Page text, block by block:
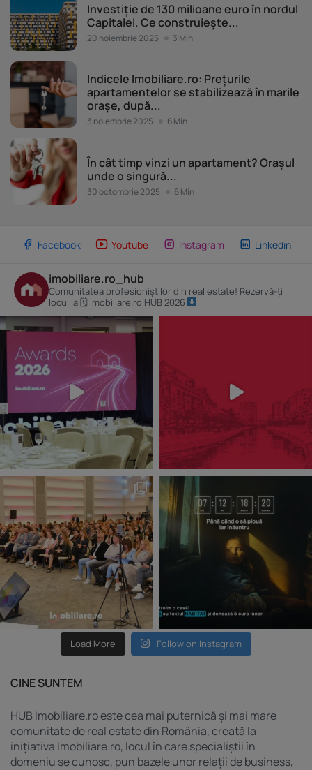
Investiție de 130 milioane euro în nordul
Capitalei. Ce construiește...
20 noiembrie 2025 3 Min
Indicele Imobiliare.ro: Prețurile
apartamentelor se stabilizează în marile
orașe, după...
3 noiembrie 2025 6 Min
În cât timp vinzi un apartament? Orașul
unde o singură...
30 octombrie 2025 6 Min
Facebook Youtube Instagram Linkedin
imobiliare.ro_hub
Comunitatea profesioniștilor din real estate! Rezervă-ți
locul la 🗓 Imobiliare.ro HUB 2026
Load More Follow on Instagram
CINE SUNTEM
HUB Imobiliare.ro este cea mai puternică și mai mare
comunitate de real estate din România, creată la
inițiativa Imobiliare.ro, locul în care specialiștii în
domeniu se cunosc, pun bazele unor relații de business,